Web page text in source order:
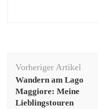
Vorheriger Artikel
Wandern am Lago
Maggiore: Meine
Lieblingstouren